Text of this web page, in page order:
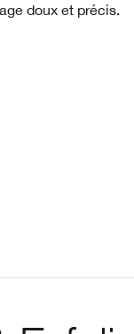
doux et précis.